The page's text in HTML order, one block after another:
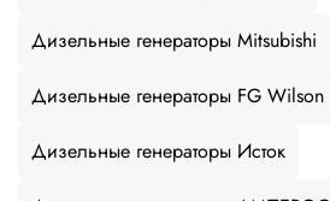
Дизельные генераторы Mitsubishi
Дизельные генераторы FG Wilson
Дизельные генераторы Исток